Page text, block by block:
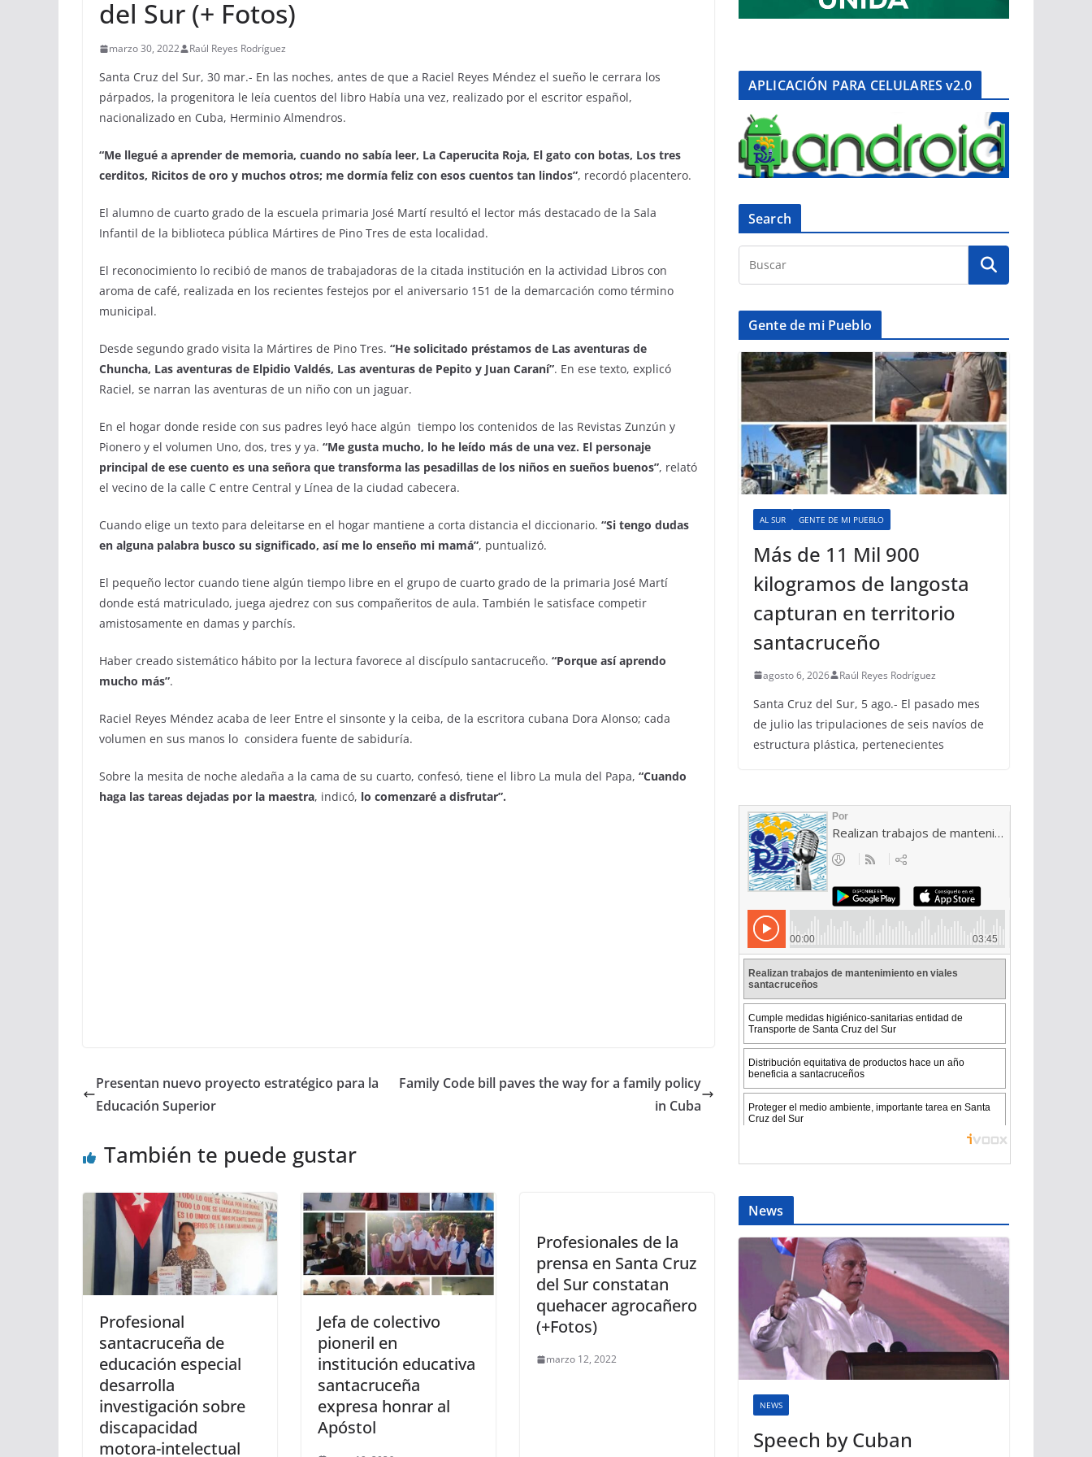
del Sur (+ Fotos)
marzo 30, 2022 Raúl Reyes Rodríguez
Santa Cruz del Sur, 30 mar.- En las noches, antes de que a Raciel Reyes Méndez el sueño le cerrara los
párpados, la progenitora le leía cuentos del libro Había una vez, realizado por el escritor español,
nacionalizado en Cuba, Herminio Almendros.
“Me llegué a aprender de memoria, cuando no sabía leer, La Caperucita Roja, El gato con botas, Los tres
cerditos, Ricitos de oro y muchos otros; me dormía feliz con esos cuentos tan lindos”, recordó placentero.
El alumno de cuarto grado de la escuela primaria José Martí resultó el lector más destacado de la Sala
Infantil de la biblioteca pública Mártires de Pino Tres de esta localidad.
El reconocimiento lo recibió de manos de trabajadoras de la citada institución en la actividad Libros con
aroma de café, realizada en los recientes festejos por el aniversario 151 de la demarcación como término
municipal.
Desde segundo grado visita la Mártires de Pino Tres. “He solicitado préstamos de Las aventuras de
Chuncha, Las aventuras de Elpidio Valdés, Las aventuras de Pepito y Juan Caraní”. En ese texto, explicó
Raciel, se narran las aventuras de un niño con un jaguar.
En el hogar donde reside con sus padres leyó hace algún tiempo los contenidos de las Revistas Zunzún y
Pionero y el volumen Uno, dos, tres y ya. “Me gusta mucho, lo he leído más de una vez. El personaje
principal de ese cuento es una señora que transforma las pesadillas de los niños en sueños buenos”, relató
el vecino de la calle C entre Central y Línea de la ciudad cabecera.
Cuando elige un texto para deleitarse en el hogar mantiene a corta distancia el diccionario. “Si tengo dudas
en alguna palabra busco su significado, así me lo enseño mi mamá”, puntualizó.
El pequeño lector cuando tiene algún tiempo libre en el grupo de cuarto grado de la primaria José Martí
donde está matriculado, juega ajedrez con sus compañeritos de aula. También le satisface competir
amistosamente en damas y parchís.
Haber creado sistemático hábito por la lectura favorece al discípulo santacruceño. “Porque así aprendo
mucho más”.
Raciel Reyes Méndez acaba de leer Entre el sinsonte y la ceiba, de la escritora cubana Dora Alonso; cada
volumen en sus manos lo considera fuente de sabiduría.
Sobre la mesita de noche aledaña a la cama de su cuarto, confesó, tiene el libro La mula del Papa, “Cuando
haga las tareas dejadas por la maestra, indicó, lo comenzaré a disfrutar”.
Presentan nuevo proyecto estratégico para la
Educación Superior
Family Code bill paves the way for a family policy
in Cuba
También te puede gustar
Profesional
santacruceña de
educación especial
desarrolla
investigación sobre
discapacidad
motora-intelectual
Jefa de colectivo
pioneril en
institución educativa
santacruceña
expresa honrar al
Apóstol
Profesionales de la
prensa en Santa Cruz
del Sur constatan
quehacer agrocañero
(+Fotos)
marzo 12, 2022
APLICACIÓN PARA CELULARES v2.0
Search
Gente de mi Pueblo
AL SUR GENTE DE MI PUEBLO
Más de 11 Mil 900
kilogramos de langosta
capturan en territorio
santacruceño
agosto 6, 2026 Raúl Reyes Rodríguez
Santa Cruz del Sur, 5 ago.- El pasado mes
de julio las tripulaciones de seis navíos de
estructura plástica, pertenecientes
News
NEWS
Speech by Cuban